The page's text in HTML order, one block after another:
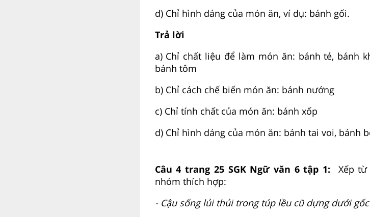
d) Chỉ hình dáng của món ăn, ví dụ: bánh gối.
Trả lời
a) Chỉ chất liệu để làm món ăn: bánh tẻ, bánh
bánh tôm
b) Chỉ cách chế biến món ăn: bánh nướng
c) Chỉ tính chất của món ăn: bánh xốp
d) Chỉ hình dáng của món ăn: bánh tai voi, bánh
Câu 4 trang 25 SGK Ngữ văn 6 tập 1: Xếp từ
nhóm thích hợp:
- Cậu sống lủi thủi trong túp lều cũ dựng dưới gốc